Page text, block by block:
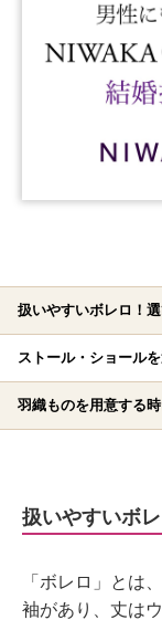
扱いやすいボレロ！
ストール・ショール
羽織ものを用意する
扱いやすいボ
「ボレロ」とは
袖があり、丈は